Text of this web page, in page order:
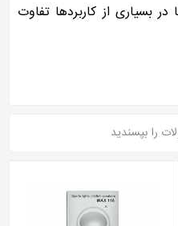
بسیاری از کاربردها تفاوت
را بپسندید